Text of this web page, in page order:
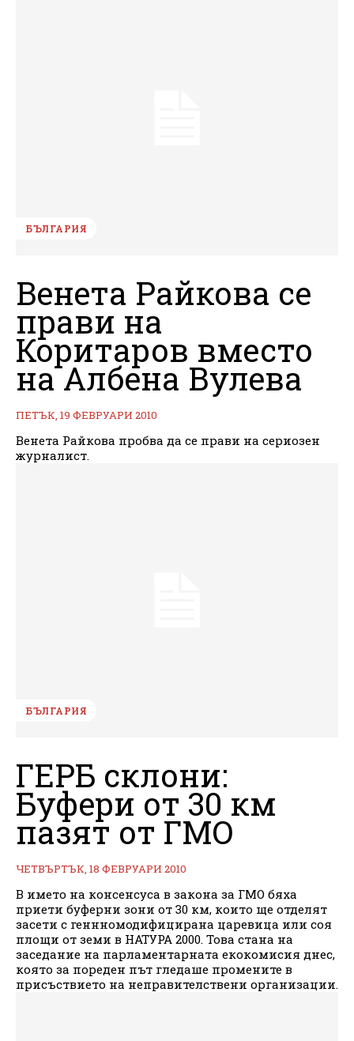
БЪЛГАРИЯ
Венета Райкова се
прави на
Коритаров вместо
на Албена Вулева
ПЕТЪК, 19 ФЕВРУАРИ 2010
Венета Райкова пробва да се прави на сериозен
журналист.
БЪЛГАРИЯ
ГЕРБ склони:
Буфери от 30 км
пазят от ГМО
ЧЕТВЪРТЪК, 18 ФЕВРУАРИ 2010
В името на консенсуса в закона за ГМО бяха
приети буферни зони от 30 км, които ще отделят
засети с геннномодифицирана царевица или соя
площи от земи в НАТУРА 2000. Това стана на
заседание на парламентарната екокомисия днес,
която за пореден път гледаше промените в
присъствието на неправителствени организации.